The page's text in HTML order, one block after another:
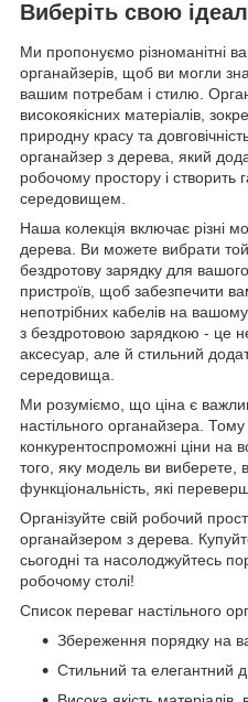
Виберіть свою
Ми пропонуємо різноманітні
органайзерів, щоб ви могли
вашим потребам і стилю.
високоякісних матеріалів,
природну красу та
органайзер з дерева, який
робочому простору і створить
середовищем.
Наша колекція включає різні
дерева. Ви можете вибрати
бездротову зарядку для
пристроїв, щоб забезпечити
непотрібних кабелів на
з бездротовою зарядкою - це
аксесуар, але й стильний
середовища.
Ми розуміємо, що ціна є
настільного органайзера.
конкурентоспроможні ціни на
того, яку модель ви виберете,
функціональність, які
Організуйте свій робочий
органайзером з дерева.
сьогодні та насолоджуйтесь
робочому столі!
Список переваг настільного
Збереження порядку на
Стильний та елегантний